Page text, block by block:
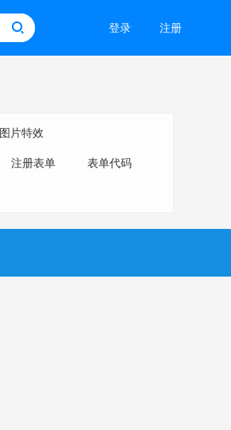
登录 注册
图片特效
注册表单 表单代码